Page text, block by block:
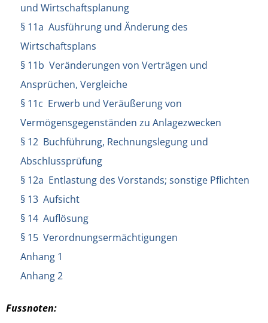
und Wirtschaftsplanung
§ 11a Ausführung und Änderung des
Wirtschaftsplans
§ 11b Veränderungen von Verträgen und
Ansprüchen, Vergleiche
§ 11c Erwerb und Veräußerung von
Vermögensgegenständen zu Anlagezwecken
§ 12 Buchführung, Rechnungslegung und
Abschlussprüfung
§ 12a Entlastung des Vorstands; sonstige Pflichten
§ 13 Aufsicht
§ 14 Auflösung
§ 15 Verordnungsermächtigungen
Anhang 1
Anhang 2
Fussnoten: